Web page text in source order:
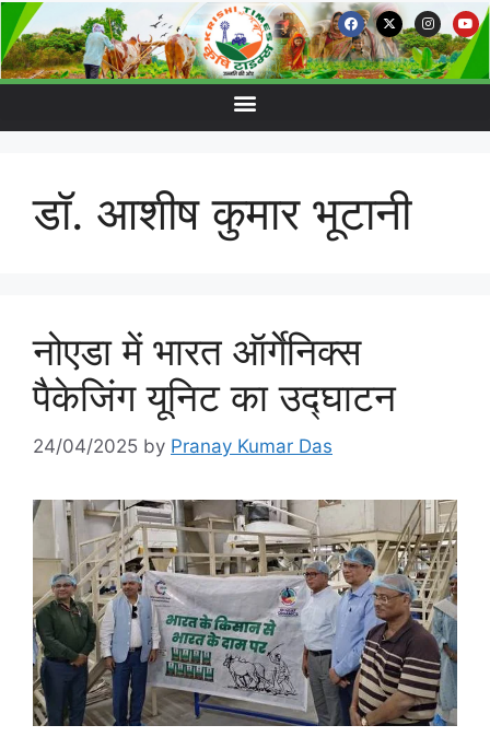
डॉ. आशीष कुमार भूटानी
नोएडा में भारत ऑर्गेनिक्स
पैकेजिंग यूनिट का उद्घाटन
24/04/2025 by Pranay Kumar Das